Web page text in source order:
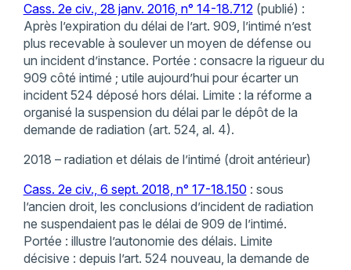
Cass. 2e civ., 28 janv. 2016, n° 14-18.712(publié) :
Après l’expiration du délai de l’art. 909, l’intimé n’est
plus recevable à soulever un moyen de défense ou
un incident d’instance. Portée : consacre la rigueur du
909 côté intimé ; utile aujourd’hui pour écarter un
incident 524 déposé hors délai. Limite : la réforme a
organisé la suspension du délai par le dépôt de la
demande de radiation (art. 524, al. 4).
2018 – radiation et délais de l’intimé (droit antérieur)
Cass. 2e civ., 6 sept. 2018, n° 17-18.150 : sous
l’ancien droit, les conclusions d’incident de radiation
ne suspendaient pas le délai de 909 de l’intimé.
Portée : illustre l’autonomie des délais. Limite
décisive : depuis l’art. 524 nouveau, la demande de